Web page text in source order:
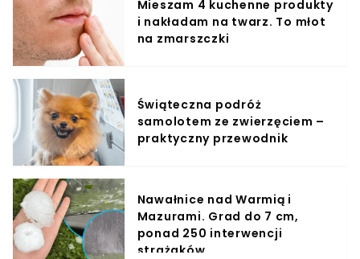
Mieszam 4 kuchenne produkty
i nakładam na twarz. To młot
na zmarszczki
Świąteczna podróż
samolotem ze zwierzęciem –
praktyczny przewodnik
Nawałnice nad Warmią i
Mazurami. Grad do 7 cm,
ponad 250 interwencji
strażaków